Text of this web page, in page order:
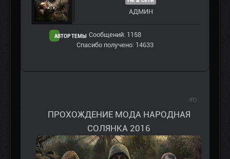
АВТОР ТЕМЫ
АДМИН
Сообщений: 1158
Спасибо получено: 14633
ПРОХОЖДЕНИЕ МОДА НАРОДНАЯ
СОЛЯНКА 2016
#0